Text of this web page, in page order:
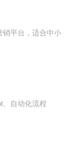
销平台，适合中小
、自动化流程